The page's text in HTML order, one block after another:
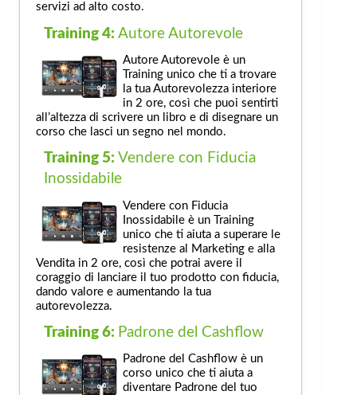
servizi ad alto costo.
Training 4: Autore Autorevole
Autore Autorevole è un
Training unico che ti a trovare
la tua Autorevolezza interiore
in 2 ore, così che puoi sentirti
all’altezza di scrivere un libro e di disegnare un
corso che lasci un segno nel mondo.
Training 5: Vendere con Fiducia
Inossidabile
Vendere con Fiducia
Inossidabile è un Training
unico che ti aiuta a superare le
resistenze al Marketing e alla
Vendita in 2 ore, così che potrai avere il
coraggio di lanciare il tuo prodotto con fiducia,
dando valore e aumentando la tua
autorevolezza.
Training 6: Padrone del Cashflow
Padrone del Cashflow è un
corso unico che ti aiuta a
diventare Padrone del tuo